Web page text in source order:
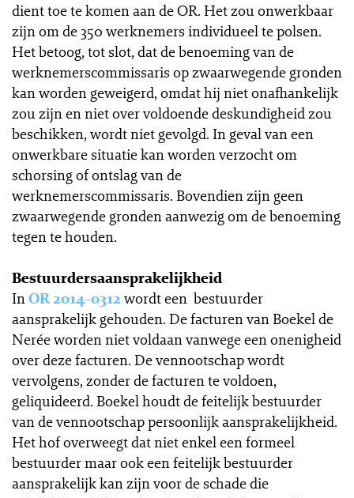
dient toe te komen aan de OR. Het zou onwerkbaar
zijn om de 350 werknemers individueel te polsen.
Het betoog, tot slot, dat de benoeming van de
werknemerscommissaris op zwaarwegende gronden
kan worden geweigerd, omdat hij niet onafhankelijk
zou zijn en niet over voldoende deskundigheid zou
beschikken, wordt niet gevolgd. In geval van een
onwerkbare situatie kan worden verzocht om
schorsing of ontslag van de
werknemerscommissaris. Bovendien zijn geen
zwaarwegende gronden aanwezig om de benoeming
tegen te houden.
Bestuurdersaansprakelijkheid
InOR 2014-0312 wordt een bestuurder
aansprakelijk gehouden. De facturen van Boekel de
Nerée worden niet voldaan vanwege een onenigheid
over deze facturen. De vennootschap wordt
vervolgens, zonder de facturen te voldoen,
geliquideerd. Boekel houdt de feitelijk bestuurder
van de vennootschap persoonlijk aansprakelijkheid.
Het hof overweegt dat niet enkel een formeel
bestuurder maar ook een feitelijk bestuurder
aansprakelijk kan zijn voor de schade die